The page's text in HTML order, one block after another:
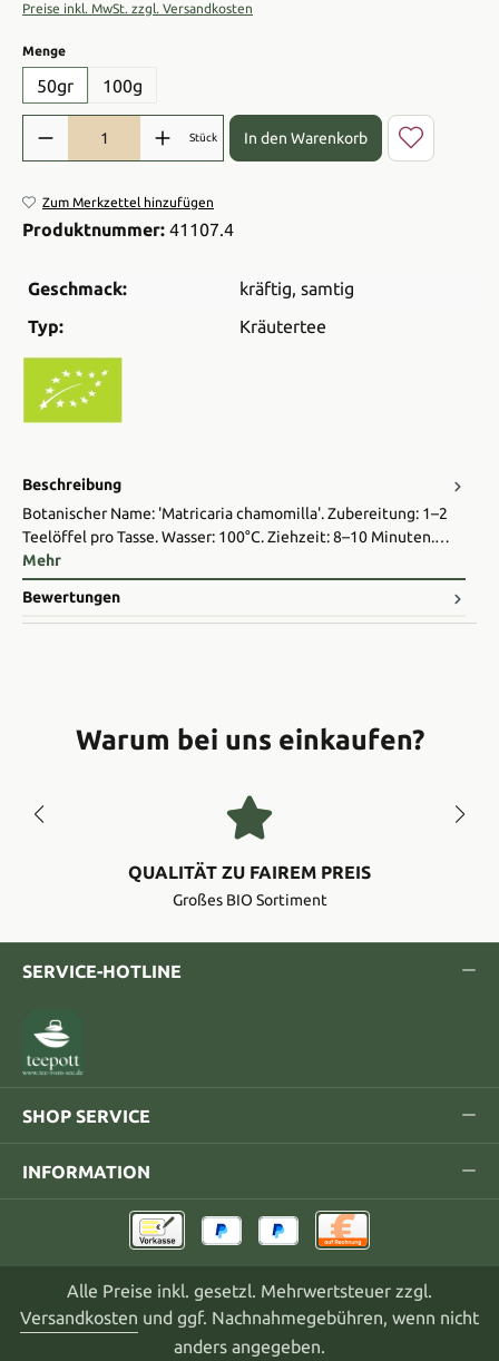
Preise inkl. MwSt. zzgl. Versandkosten
Mengeauswählen
50gr 100g
Produkt Anzahl: Gib den gewünschten Wert ein oder benutze die
Stück In den Warenkorb
Zum Merkzettel hinzufügen
Produktnummer: 41107.4
Geschmack: kräftig, samtig
Typ:
Kräutertee
Beschreibung
Botanischer Name: 'Matricaria chamomilla'. Zubereitung: 1–2
Teelöffel pro Tasse. Wasser: 100°C. Ziehzeit: 8–10 Minuten.…
Mehr
Bewertungen
Warum bei uns einkaufen?
QUALITÄT ZU FAIREM PREIS
Großes BIO Sortiment
SERVICE-HOTLINE
SHOP SERVICE
INFORMATION
Alle Preise inkl. gesetzl. Mehrwertsteuer zzgl.
Versandkosten und ggf. Nachnahmegebühren, wenn nicht
anders angegeben.